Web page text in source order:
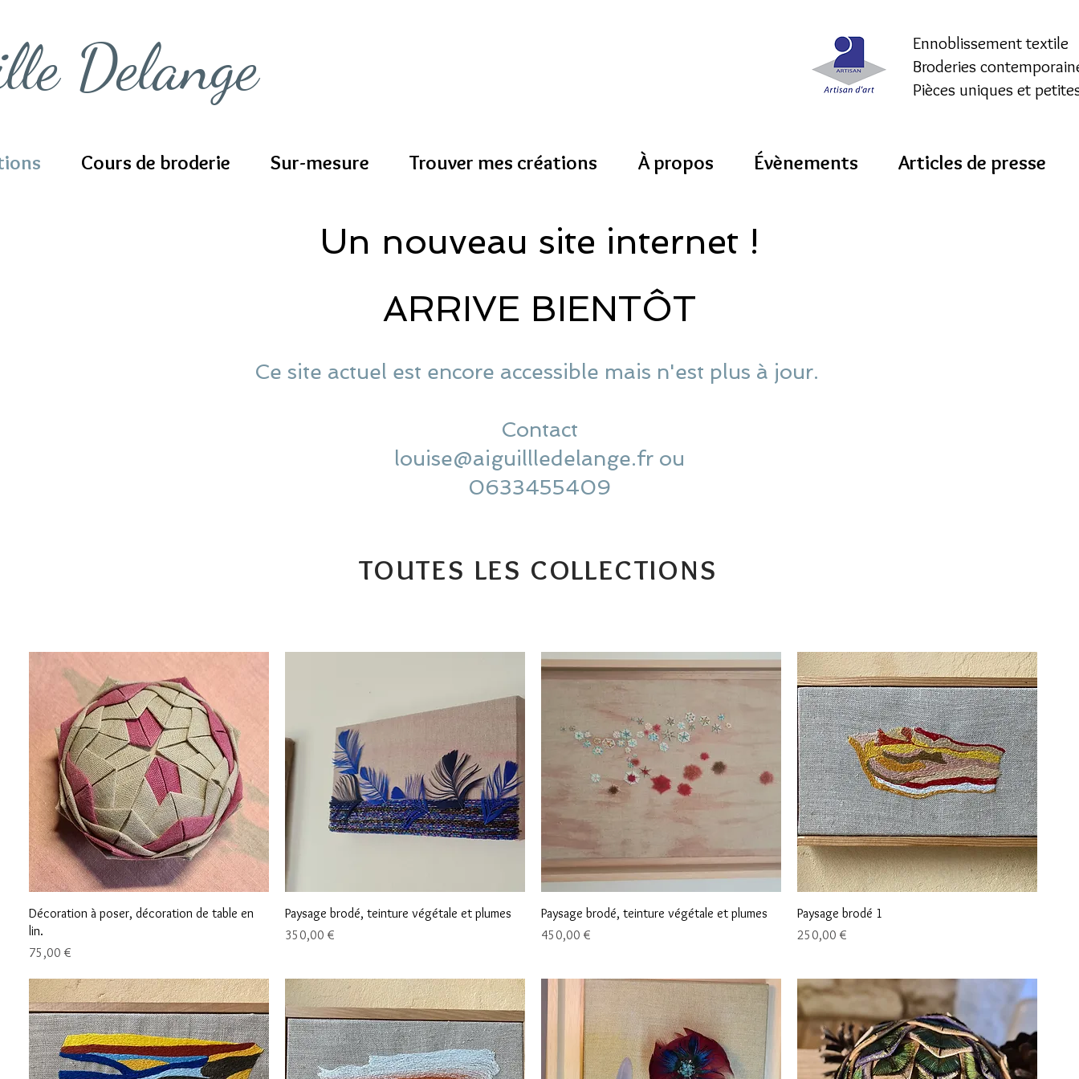
Delange
Ennoblissement textile
Broderies
Pièces uniques et
Cours de broderie Sur-mesure Trouver mes créations À propos Évènements Articles de presse
Un nouveau site internet !
ARRIVE BIENTÔT
Ce site actuel est encore accessible mais n'est plus à jour.
Contact
louise@aiguillledelange.fr ou
0633455409
TOUTES LES COLLECTIONS
Aperçu rapide
Décoration à poser, décoration de table en
lin.
Prix
75,00 €
Aperçu rapide
Paysage brodé, teinture végétale et plumes
Prix
350,00 €
Aperçu rapide
Paysage brodé, teinture végétale et plumes
Prix
450,00 €
Paysage brodé 1
Prix
250,00 €